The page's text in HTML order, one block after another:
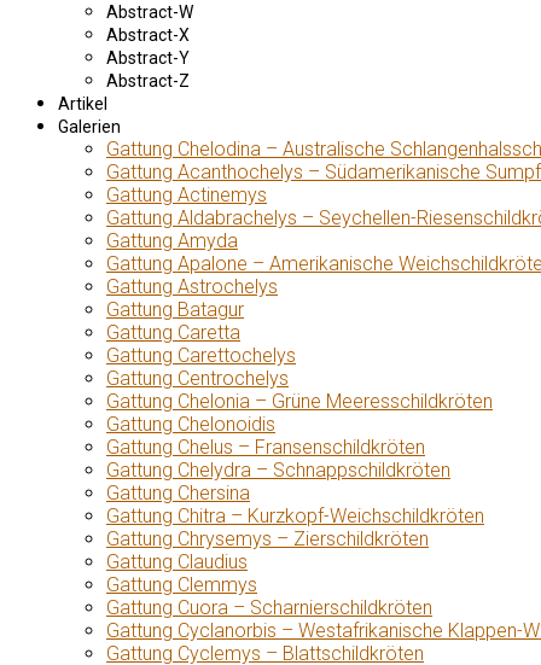
Abstract-W
Abstract-X
Abstract-Y
Abstract-Z
Artikel
Galerien
Gattung Chelodina – Australische
Gattung Acanthochelys – Südamerikanische
Gattung Actinemys
Gattung Aldabrachelys – Seychellen-
Gattung Amyda
Gattung Apalone – Amerikanische
Gattung Astrochelys
Gattung Batagur
Gattung Caretta
Gattung Carettochelys
Gattung Centrochelys
Gattung Chelonia – Grüne Meeresschildkröten
Gattung Chelonoidis
Gattung Chelus – Fransenschildkröten
Gattung Chelydra – Schnappschildkröten
Gattung Chersina
Gattung Chitra – Kurzkopf-Weichschildkröten
Gattung Chrysemys – Zierschildkröten
Gattung Claudius
Gattung Clemmys
Gattung Cuora – Scharnierschildkröten
Gattung Cyclanorbis – Westafrikanische Klappen-
Gattung Cyclemys – Blattschildkröten